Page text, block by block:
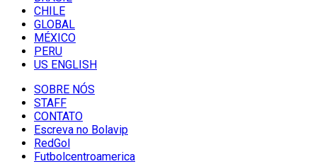
CHILE
GLOBAL
MÉXICO
PERU
US ENGLISH
SOBRE NÓS
STAFF
CONTATO
Escreva no Bolavip
RedGol
Futbolcentroamerica